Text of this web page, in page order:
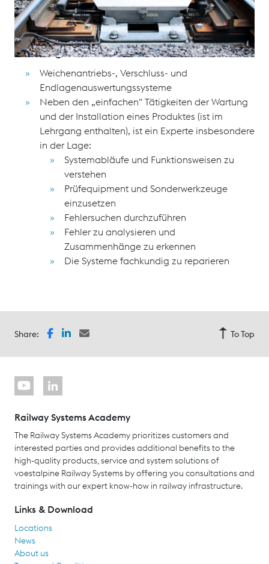
Schulungen, Teilnehmer und Orts (Zeltweg oder
Sainerholz) gebunden.
Schulungsinhalte
Weichenantriebs-, Verschluss- und
Endlagenauswertungssysteme
Neben den „einfachen“ Tätigkeiten der Wartung
und der Installation eines Produktes (ist im
Lehrgang enthalten), ist ein Experte insbesondere
in der Lage:
Systemabläufe und Funktionsweisen zu
verstehen
Prüfequipment und Sonderwerkzeuge
einzusetzen
Fehlersuchen durchzuführen
Fehler zu analysieren und
Zusammenhänge zu erkennen
Die Systeme fachkundig zu reparieren
Share: To Top
Railway Systems Academy
The Railway Systems Academy prioritizes customers and
interested parties and provides additional benefits to the
high-quality products, service and system solutions of
voestalpine Railway Systems by offering you consultations and
trainings with our expert know-how in railway infrastructure.
Links & Download
Locations
News
About us